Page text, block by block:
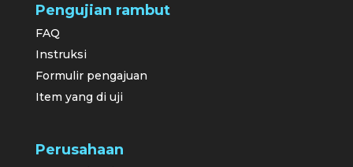
Pengujian rambut
FAQ
Instruksi
Formulir pengajuan
Item yang di uji
Perusahaan